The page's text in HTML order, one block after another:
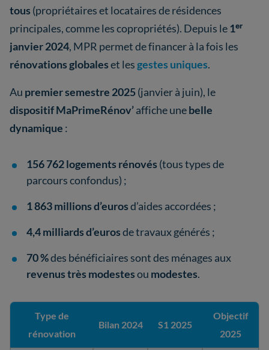
tous (propriétaires et locataires de résidences
principales, comme les copropriétés). Depuis le1ᵉʳ
janvier 2024, MPR permet de financer à la fois les
rénovations globaleset lesgestes uniques.
Au premier semestre 2025(janvier à juin), le
dispositif MaPrimeRénov’affiche unebelle
dynamique :
156 762 logements rénovés (tous types de
parcours confondus) ;
1 863 millions d’eurosd’aides accordées ;
4,4 milliards d’eurosde travaux générés ;
70 %des bénéficiaires sont des ménages aux
revenus très modestesou modestes.
Type de
rénovation
Bilan 2024 S1 2025
Objectif
2025